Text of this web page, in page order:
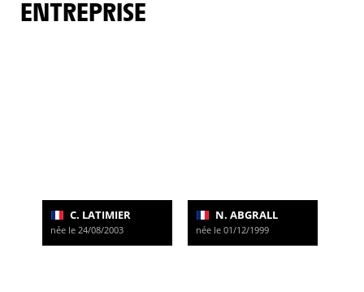
ENTREPRISE
C. LATIMIER
née le 24/08/2003
N. ABGRALL
née le 01/12/1999